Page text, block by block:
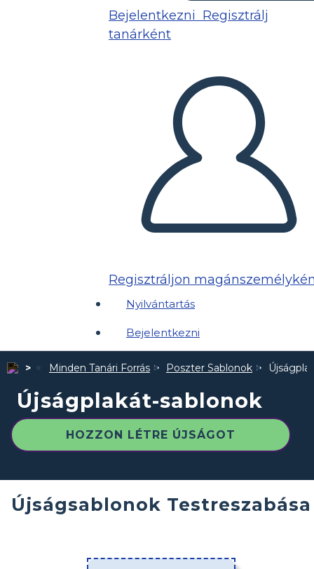
Bejelentkezni Regisztrálj
tanárként
Regisztráljon
Nyilvántartás
Bejelentkezni
Minden Tanári Forrás Poszter Sablonok
Újságplakát-sablonok
HOZZON LÉTRE ÚJSÁGOT
Újságsablonok Testreszabása